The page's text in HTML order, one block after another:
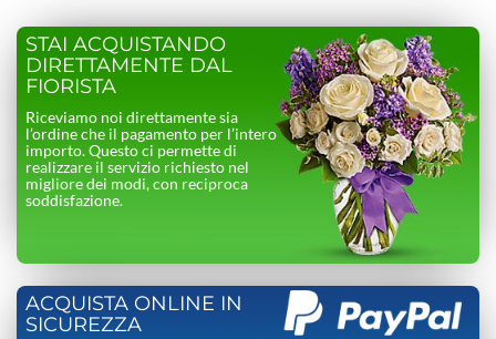
STAI ACQUISTANDO
DIRETTAMENTE DAL
FIORISTA
Riceviamo noi direttamente sia
l’ordine che il pagamento per l’intero
importo. Questo ci permette di
realizzare il servizio richiesto nel
migliore dei modi, con reciproca
soddisfazione.
ACQUISTA ONLINE IN
SICUREZZA